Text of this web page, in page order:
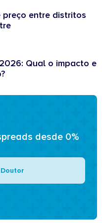
preço entre distritos
Qual o impacto e
desde 0%